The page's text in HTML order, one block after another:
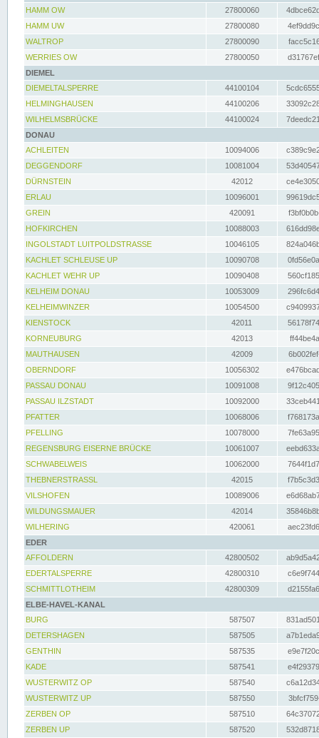
HAMM OW
27800060
HAMM UW
27800080
WALTROP
27800090
WERRIES OW
27800050
DIEMEL
DIEMELTALSPERRE
44100104
HELMINGHAUSEN
44100206
WILHELMSBRÜCKE
44100024
DONAU
ACHLEITEN
10094006
DEGGENDORF
10081004
DÜRNSTEIN
42012
ERLAU
10096001
GREIN
420091
HOFKIRCHEN
10088003
INGOLSTADT LUITPOLDSTRASSE
10046105
KACHLET SCHLEUSE UP
10090708
KACHLET WEHR UP
10090408
KELHEIM DONAU
10053009
KELHEIMWINZER
10054500
KIENSTOCK
42011
KORNEUBURG
42013
MAUTHAUSEN
42009
OBERNDORF
10056302
PASSAU DONAU
10091008
PASSAU ILZSTADT
10092000
PFATTER
10068006
PFELLING
10078000
REGENSBURG EISERNE BRÜCKE
10061007
SCHWABELWEIS
10062000
THEBNERSTRASSL
42015
VILSHOFEN
10089006
WILDUNGSMAUER
42014
WILHERING
420061
EDER
AFFOLDERN
42800502
EDERTALSPERRE
42800310
SCHMITTLOTHEIM
42800309
ELBE-HAVEL-KANAL
BURG
587507
DETERSHAGEN
587505
GENTHIN
587535
KADE
587541
WUSTERWITZ OP
587540
WUSTERWITZ UP
587550
ZERBEN OP
587510
ZERBEN UP
587520